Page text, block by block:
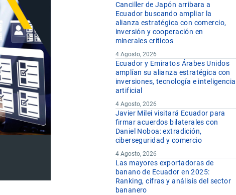
Canciller de Japón arribara a
Ecuador buscando ampliar la
alianza estratégica con comercio,
inversión y cooperación en
minerales críticos
4 Agosto, 2026
Ecuador y Emiratos Árabes Unidos
amplían su alianza estratégica con
inversiones, tecnología e inteligencia
artificial
4 Agosto, 2026
Javier Milei visitará Ecuador para
firmar acuerdos bilaterales con
Daniel Noboa: extradición,
ciberseguridad y comercio
4 Agosto, 2026
Las mayores exportadoras de
banano de Ecuador en 2025:
Ranking, cifras y análisis del sector
bananero